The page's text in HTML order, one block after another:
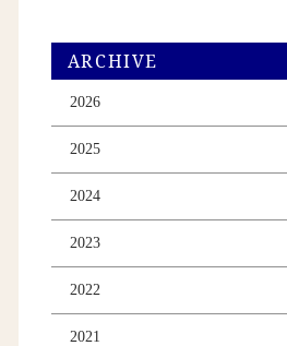
ARCHIVE
2026
2025
2024
2023
2022
2021